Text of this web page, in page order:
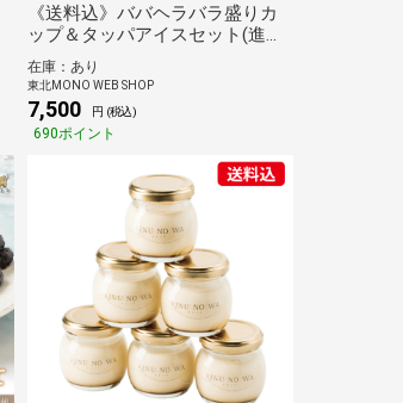
《送料込》ババヘラバラ盛りカ
ップ＆タッパアイスセット(進藤
冷菓)
在庫：あり
東北MONO WEB SHOP
7,500 円 (税込)
690ポイント